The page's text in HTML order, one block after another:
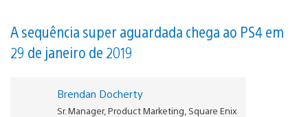
Caribe
Vídeo
A sequência super aguardada chega ao PS4 em
29 de janeiro de 2019
Brendan Docherty
Sr. Manager, Product Marketing, Square Enix